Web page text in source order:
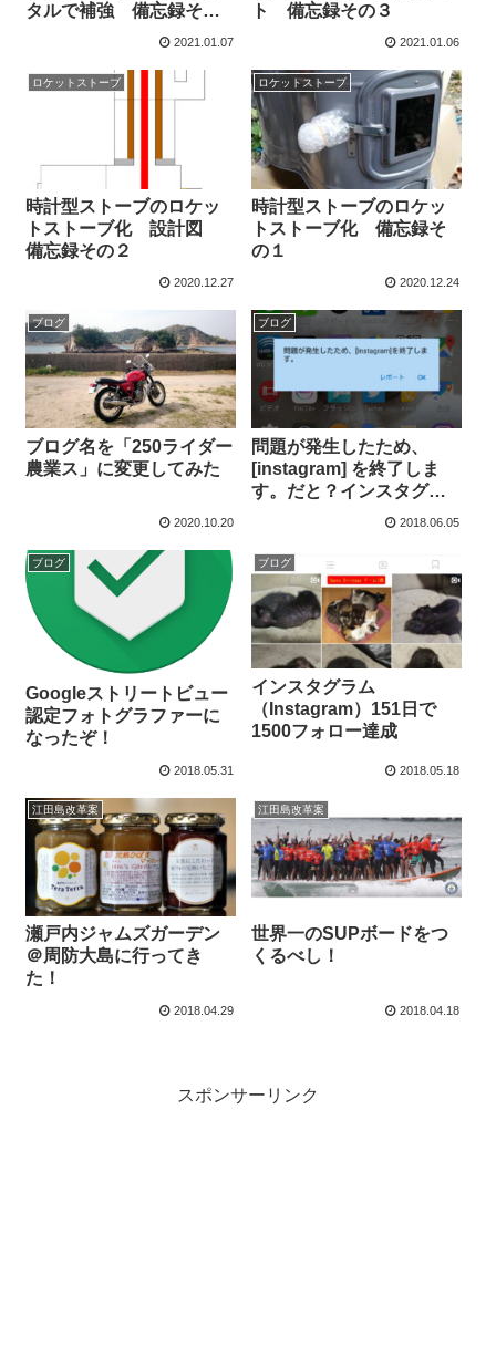
タルで補強 備忘録その
2021.01.07
ト 備忘録その３
2021.01.06
ロケットストーブ
時計型ストーブのロケッ
トストーブ化 設計図
備忘録その２
2020.12.27
ロケットストーブ
時計型ストーブのロケッ
トストーブ化 備忘録そ
の１
2020.12.24
ブログ
ブログ名を「250ライダー
農業ス」に変更してみた
2020.10.20
ブログ
問題が発生したため、
[instagram] を終了しま
す。だと？インスタグラ
ム自体が落ちてるみたい
2018.06.05
ブログ
Googleストリートビュー
認定フォトグラファーに
なったぞ！
2018.05.31
ブログ
インスタグラム
（Instagram）151日で
1500フォロー達成
2018.05.18
江田島改革案
瀬戸内ジャムズガーデン
＠周防大島に行ってき
た！
2018.04.29
江田島改革案
世界一のSUPボードをつ
くるべし！
2018.04.18
スポンサーリンク